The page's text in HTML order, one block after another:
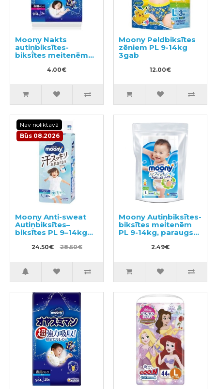
Moony Nakts
autiņbiksītes-
biksītes meitenēm
4.00€
Moony Peldbiksītes
zēniem PL 9-14kg
3gab
12.00€
Nav noliktavā
Būs 08.2026
Moony Anti-sweat
Autiņbiksītes–
biksītes PL 9–14kg
24.50€ 28.50€
Moony Autiņbiksītes-
biksītes meitenēm
PL 9-14kg, paraugs
2.49€